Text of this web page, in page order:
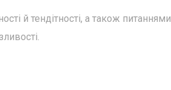
й тендітності, а також питаннями